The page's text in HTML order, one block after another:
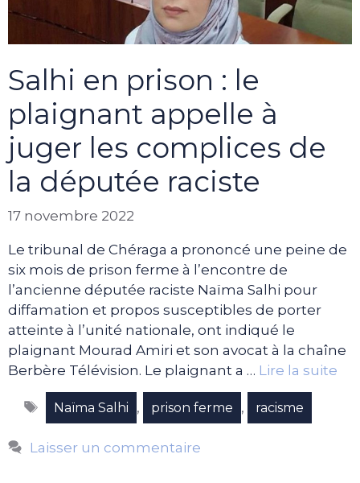
Salhi en prison : le
plaignant appelle à
juger les complices de
la députée raciste
17 novembre 2022
Le tribunal de Chéraga a prononcé une peine de
six mois de prison ferme à l’encontre de
l’ancienne députée raciste Naïma Salhi pour
diffamation et propos susceptibles de porter
atteinte à l’unité nationale, ont indiqué le
plaignant Mourad Amiri et son avocat à la chaîne
Berbère Télévision. Le plaignant a … Lire la suite
Étiquettes
Naïma Salhi , prison ferme , racisme
Laisser un commentaire